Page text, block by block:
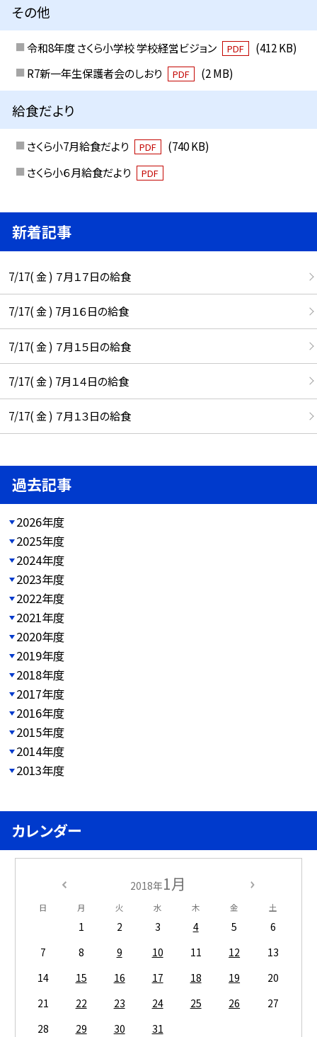
その他
令和8年度 さくら小学校 学校経営ビジョン PDF
(412 KB)
R7新一年生保護者会のしおり
PDF (2 MB)
給食だより
さくら小7月給食だより PDF
(740 KB)
さくら小６月給食だより
PDF
新着記事
7/17( 金 ) ７月１７日の給食
7/17( 金 ) 7月１６日の給食
7/17( 金 ) ７月１５日の給食
7/17( 金 ) 7月１４日の給食
7/17( 金 ) ７月１３日の給食
過去記事
2026年度
2025年度
2024年度
2023年度
2022年度
2021年度
2020年度
2019年度
2018年度
2017年度
2016年度
2015年度
2014年度
2013年度
カレンダー
2018年1月
日 月 火 水 木 金 土
1 2 3 4 5
6
7
8 9 10 11 12
13
14
15 16 17 18 19
20
21
22 23 24 25 26
27
28
29 30 31